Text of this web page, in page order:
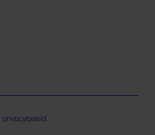
privacybeleid